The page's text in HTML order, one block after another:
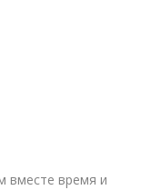
вместе время и